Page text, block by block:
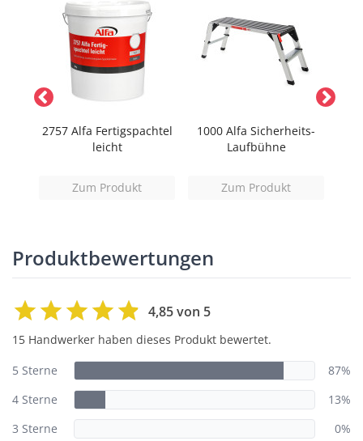
2757 Alfa Fertigspachtel
leicht
Zum Produkt
1000 Alfa Sicherheits-
Laufbühne
Zum Produkt
Produktbewertungen
4,85 von 5
15 Handwerker haben dieses Produkt bewertet.
5 Sterne
87%
4 Sterne
13%
3 Sterne
0%